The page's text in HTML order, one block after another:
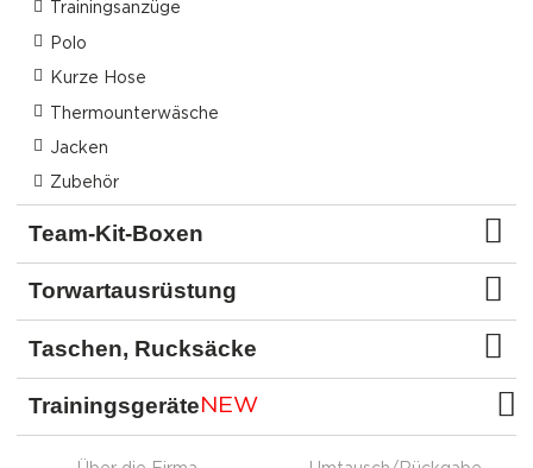
Trainingsanzüge
Polo
Kurze Hose
Thermounterwäsche
Jacken
Zubehör
Team-Kit-Boxen
Torwartausrüstung
Taschen, Rucksäcke
Trainingsgeräte NEW